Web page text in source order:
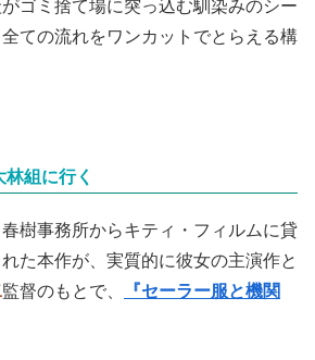
ゴミ捨て場に突っ込む馴染みのシー
ての流れをワンカットでとらえる構
組に行く
樹事務所からキティ・フィルムに貸
た本作が、実質的に彼女の主演作と
監督のもとで、
『セーラー服と機関